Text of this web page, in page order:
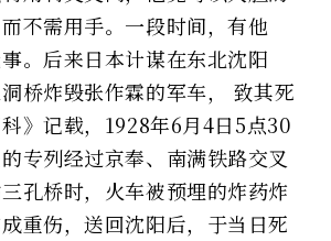
不需用手。一段时间，有他
。后来日本计谋在东北沈阳
洞桥炸毁张作霖的军车， 致其死
》记载，1928年6月4日5点30
专列经过京奉、南满铁路交叉
孔桥时，火车被预埋的炸药炸
重伤，送回沈阳后，于当日死